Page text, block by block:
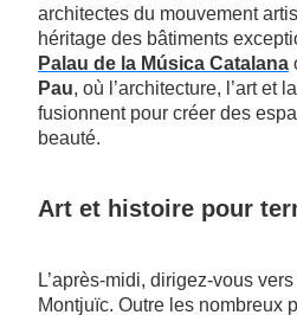
architectes du mouvement
héritage des bâtiments
Palau de la Música Catalana
Pau, où l’architecture, l’art et
fusionnent pour créer des
beauté.
Art et histoire pour
L’après-midi, dirigez-vous
Montjuïc. Outre les nombreux